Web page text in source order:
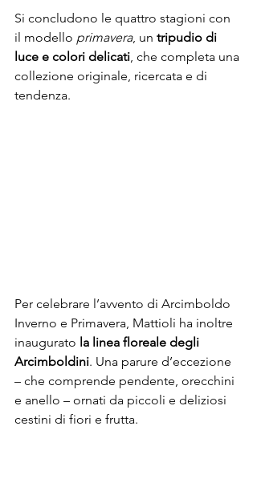
Si concludono le quattro stagioni con
il modello primavera, un tripudio di
luce e colori delicati , che completa una
collezione originale, ricercata e di
tendenza.
Per celebrare l’avvento di Arcimboldo
Inverno e Primavera, Mattioli ha inoltre
inaugurato la linea floreale degli
Arcimboldini. Una parure d’eccezione
– che comprende pendente, orecchini
e anello – ornati da piccoli e deliziosi
cestini di fiori e frutta.